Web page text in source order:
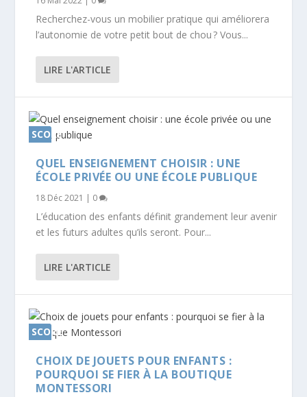
Recherchez-vous un mobilier pratique qui améliorera
l’autonomie de votre petit bout de chou ? Vous...
LIRE L'ARTICLE
SCORE
QUEL ENSEIGNEMENT CHOISIR : UNE
ÉCOLE PRIVÉE OU UNE ÉCOLE PUBLIQUE
18 Déc 2021 | 0
L’éducation des enfants définit grandement leur avenir
et les futurs adultes qu’ils seront. Pour...
LIRE L'ARTICLE
SCORE
CHOIX DE JOUETS POUR ENFANTS :
POURQUOI SE FIER À LA BOUTIQUE
MONTESSORI